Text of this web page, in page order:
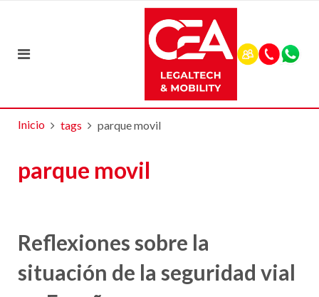
Inicio tags parque movil
parque movil
Reflexiones sobre la
situación de la seguridad vial